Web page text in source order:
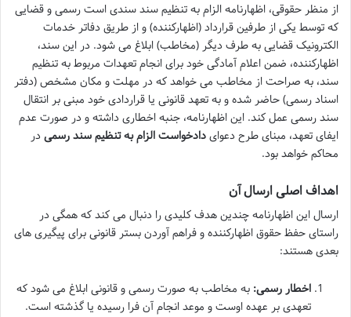
از منظر حقوقی، اظهارنامه الزام به تنظیم سند سندی است رسمی و قضایی
که توسط یکی از طرفین قرارداد (اظهارکننده) و از طریق دفاتر خدمات
الکترونیک قضایی به طرف دیگر (مخاطب) ابلاغ می شود. در این سند،
اظهارکننده، ضمن اعلام آمادگی خود برای انجام تعهدات مربوط به تنظیم
سند، به صراحت از مخاطب می خواهد که در مهلت و مکان مشخص (دفتر
اسناد رسمی) حاضر شده و به تعهد قانونی یا قراردادی خود مبنی بر انتقال
سند رسمی عمل کند. این اظهارنامه، جنبه اخطاری داشته و در صورت عدم
ایفای تعهد، مبنای طرح دعوایدادخواست الزام به تنظیم سند رسمی در
محاکم خواهد بود.
اهداف اصلی ارسال آن
ارسال این اظهارنامه چندین هدف کلیدی را دنبال می کند که همگی در
راستای حفظ حقوق اظهارکننده و فراهم آوردن بستر قانونی برای پیگیری های
بعدی هستند:
اخطار رسمی: به مخاطب به صورت رسمی و قانونی ابلاغ می شود که
تعهدی بر عهده اوست و موعد انجام آن فرا رسیده یا گذشته است.